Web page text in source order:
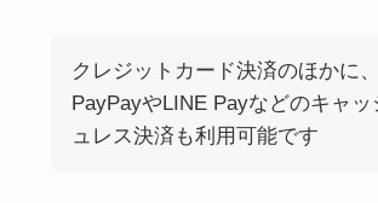
クレジットカード決済のほかに、
PayPayやLINE Payなどのキャッ
ュレス決済も利用可能です